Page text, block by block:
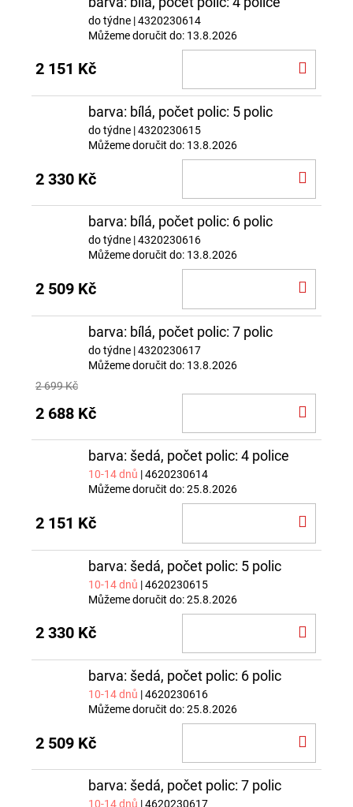
do týdne | 4320230614
Můžeme doručit do: 13.8.2026
2 151 Kč
barva: bílá, počet polic: 5 polic
do týdne | 4320230615
Můžeme doručit do: 13.8.2026
2 330 Kč
barva: bílá, počet polic: 6 polic
do týdne | 4320230616
Můžeme doručit do: 13.8.2026
2 509 Kč
barva: bílá, počet polic: 7 polic
do týdne | 4320230617
Můžeme doručit do: 13.8.2026
2 699 Kč
2 688 Kč
barva: šedá, počet polic: 4 police
10-14 dnů | 4620230614
Můžeme doručit do:25.8.2026
2 151 Kč
barva: šedá, počet polic: 5 polic
10-14 dnů | 4620230615
Můžeme doručit do:25.8.2026
2 330 Kč
barva: šedá, počet polic: 6 polic
10-14 dnů | 4620230616
Můžeme doručit do:25.8.2026
2 509 Kč
barva: šedá, počet polic: 7 polic
10-14 dnů | 4620230617